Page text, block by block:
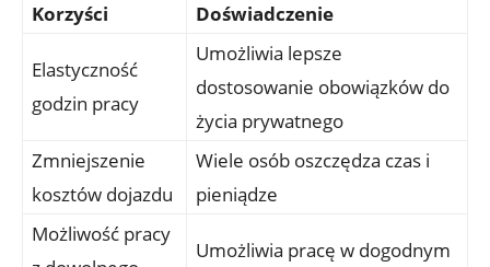
Korzyści Doświadczenie
Elastyczność
godzin pracy
Umożliwia lepsze
dostosowanie⁣ obowiązków do
życia prywatnego
Zmniejszenie
kosztów dojazdu
Wiele ⁤osób oszczędza czas i
pieniądze
Możliwość pracy
Umożliwia pracę w​ dogodnym